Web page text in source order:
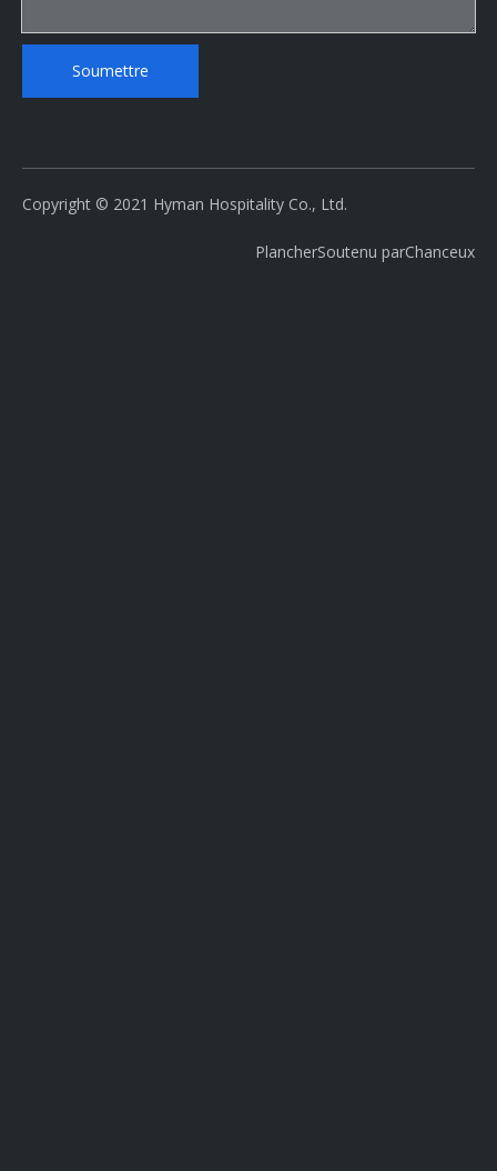
Soumettre
Copyright © 2021 Hyman Hospitality Co., Ltd.
PlancherSoutenu parChanceux